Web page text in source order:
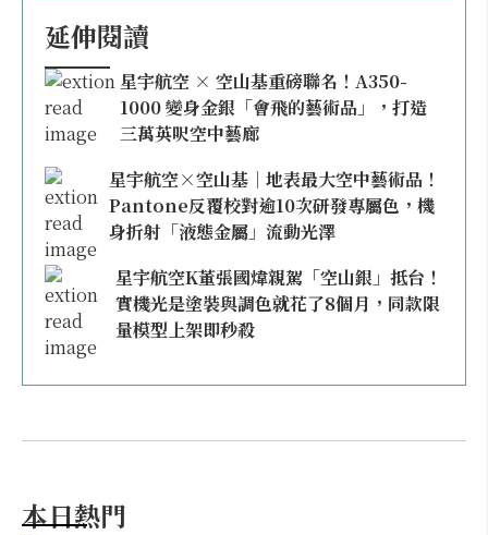
延伸閱讀
星宇航空 × 空山基重磅聯名！A350-
1000 變身金銀「會飛的藝術品」，打造
三萬英呎空中藝廊
星宇航空×空山基｜地表最大空中藝術品！
Pantone反覆校對逾10次研發專屬色，機
身折射「液態金屬」流動光澤
星宇航空K董張國煒親駕「空山銀」抵台！
實機光是塗裝與調色就花了8個月，同款限
量模型上架即秒殺
本日熱門